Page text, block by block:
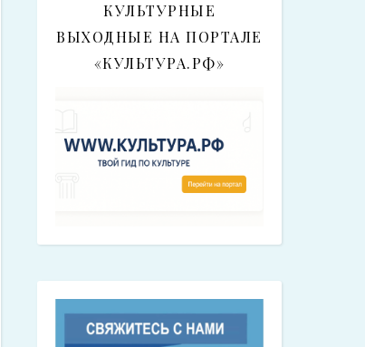
КУЛЬТУРНЫЕ
ВЫХОДНЫЕ НА ПОРТАЛЕ
«КУЛЬТУРА.РФ»